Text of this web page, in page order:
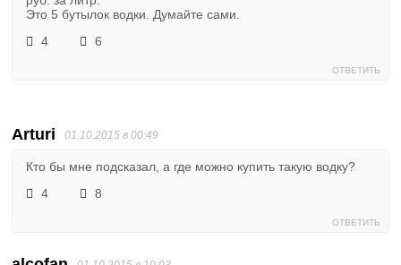
Это 5 бутылок водки. Думайте сами.
4
6
ОТВЕТИТЬ
Arturi 01.10.2015 в 00:49
Кто бы мне подсказал, а где можно купить такую водку?
4
8
ОТВЕТИТЬ